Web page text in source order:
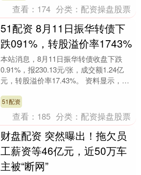
查看： 174 分类： 配资操盘股票
51配资 8月11日振华转债下
跌091%，转股溢价率1743%
本站消息，8月11日振华转债收盘下跌
0.91%，报230.13元/张，成交额1.24亿
元，转股溢价率17.43%。 资料显示，振
51配资
查看： 185 分类： 配资操盘股票
财盘配资 突然曝出！拖欠员
工薪资等46亿元，近50万车
主被“断网”